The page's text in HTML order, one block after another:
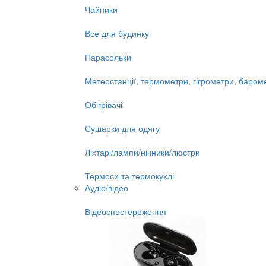
Чайники
Все для будинку
Парасольки
Метеостанції, термометри, гігрометри,
Обігрівачі
Сушарки для одягу
Ліхтарі/лампи/нічники/люстри
Термоси та термокухлі
Аудіо/відео
Відеоспостереження